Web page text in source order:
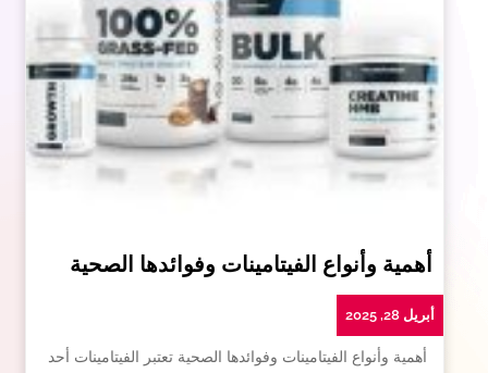
أهمية وأنواع الفيتامينات وفوائدها الصحية
أبريل 28, 2025
أهمية وأنواع الفيتامينات وفوائدها الصحية تعتبر الفيتامينات أحد